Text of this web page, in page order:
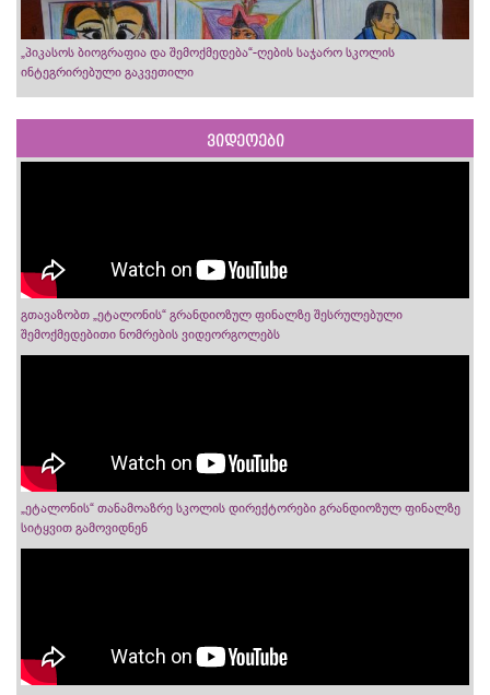
„პიკასოს ბიოგრაფია და შემოქმედება“-ღების საჯარო სკოლის
ინტეგრირებული გაკვეთილი
ვიდეოები
გთავაზობთ „ეტალონის“ გრანდიოზულ ფინალზე შესრულებული
შემოქმედებითი ნომრების ვიდეორგოლებს
„ეტალონის“ თანამოაზრე სკოლის დირექტორები გრანდიოზულ ფინალზე
სიტყვით გამოვიდნენ